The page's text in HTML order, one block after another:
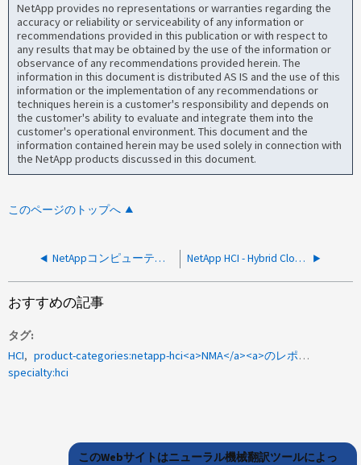
NetApp provides no representations or warranties regarding the
accuracy or reliability or serviceability of any information or
recommendations provided in this publication or with respect to
any results that may be obtained by the use of the information or
observance of any recommendations provided herein. The
information in this document is distributed AS IS and the use of this
information or the implementation of any recommendations or
techniques herein is a customer's responsibility and depends on
the customer's ability to evaluate and integrate them into the
customer's operational environment. This document and the
information contained herein may be used solely in connection with
the NetApp products discussed in this document.
このページのトップへ
NetAppコンピューティングノードはHybrid Cloud Control（HCC）とActive IQ（AIQ）には表示されません。 NetApp HCI - Hybrid Cloud Controlのページがロードされず空白で表示される
おすすめの記事
タグ
HCI
product-categories:netapp-hci<a>NMA</a><a>のレポートで</a><a>、コンピューティングノード</a><a>のActiveIQ</a><a>Swagger UIを確認できます</a>
specialty:hci
このWebサイトはニューラル機械翻訳ツールによっ